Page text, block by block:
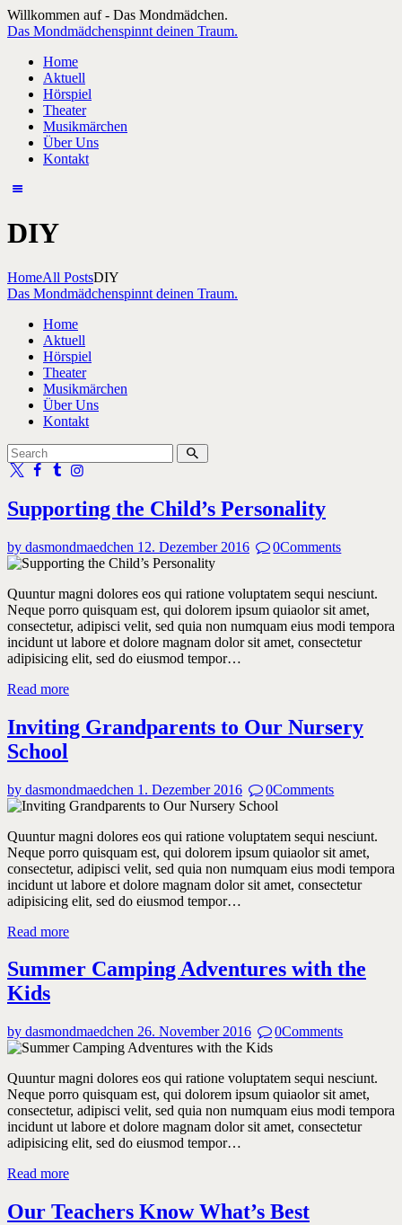
Willkommen auf - Das Mondmädchen.
Das Mondmädchenspinnt deinen Traum.
Home
Aktuell
Hörspiel
Theater
Musikmärchen
Über Uns
Kontakt
DIY
HomeAll PostsDIY
Das Mondmädchenspinnt deinen Traum.
Home
Aktuell
Hörspiel
Theater
Musikmärchen
Über Uns
Kontakt
Supporting the Child’s Personality
by dasmondmaedchen 12. Dezember 2016 0Comments
Quuntur magni dolores eos qui ratione voluptatem sequi nesciunt.
Neque porro quisquam est, qui dolorem ipsum quiaolor sit amet,
consectetur, adipisci velit, sed quia non numquam eius modi tempora
incidunt ut labore et dolore magnam dolor sit amet, consectetur
adipisicing elit, sed do eiusmod tempor…
Read more
Inviting Grandparents to Our Nursery
School
by dasmondmaedchen 1. Dezember 2016 0Comments
Quuntur magni dolores eos qui ratione voluptatem sequi nesciunt.
Neque porro quisquam est, qui dolorem ipsum quiaolor sit amet,
consectetur, adipisci velit, sed quia non numquam eius modi tempora
incidunt ut labore et dolore magnam dolor sit amet, consectetur
adipisicing elit, sed do eiusmod tempor…
Read more
Summer Camping Adventures with the
Kids
by dasmondmaedchen 26. November 2016 0Comments
Quuntur magni dolores eos qui ratione voluptatem sequi nesciunt.
Neque porro quisquam est, qui dolorem ipsum quiaolor sit amet,
consectetur, adipisci velit, sed quia non numquam eius modi tempora
incidunt ut labore et dolore magnam dolor sit amet, consectetur
adipisicing elit, sed do eiusmod tempor…
Read more
Our Teachers Know What’s Best